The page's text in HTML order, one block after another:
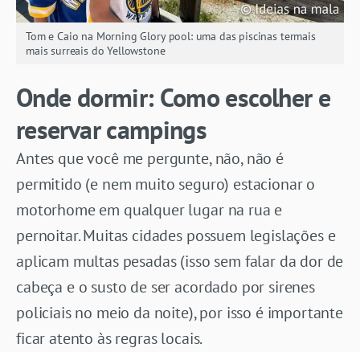
Tom e Caio na Morning Glory pool: uma das piscinas termais
mais surreais do Yellowstone
Onde dormir: Como escolher e
reservar campings
Antes que você me pergunte, não, não é
permitido (e nem muito seguro) estacionar o
motorhome em qualquer lugar na rua e
pernoitar. Muitas cidades possuem legislações e
aplicam multas pesadas (isso sem falar da dor de
cabeça e o susto de ser acordado por sirenes
policiais no meio da noite), por isso é importante
ficar atento às regras locais.